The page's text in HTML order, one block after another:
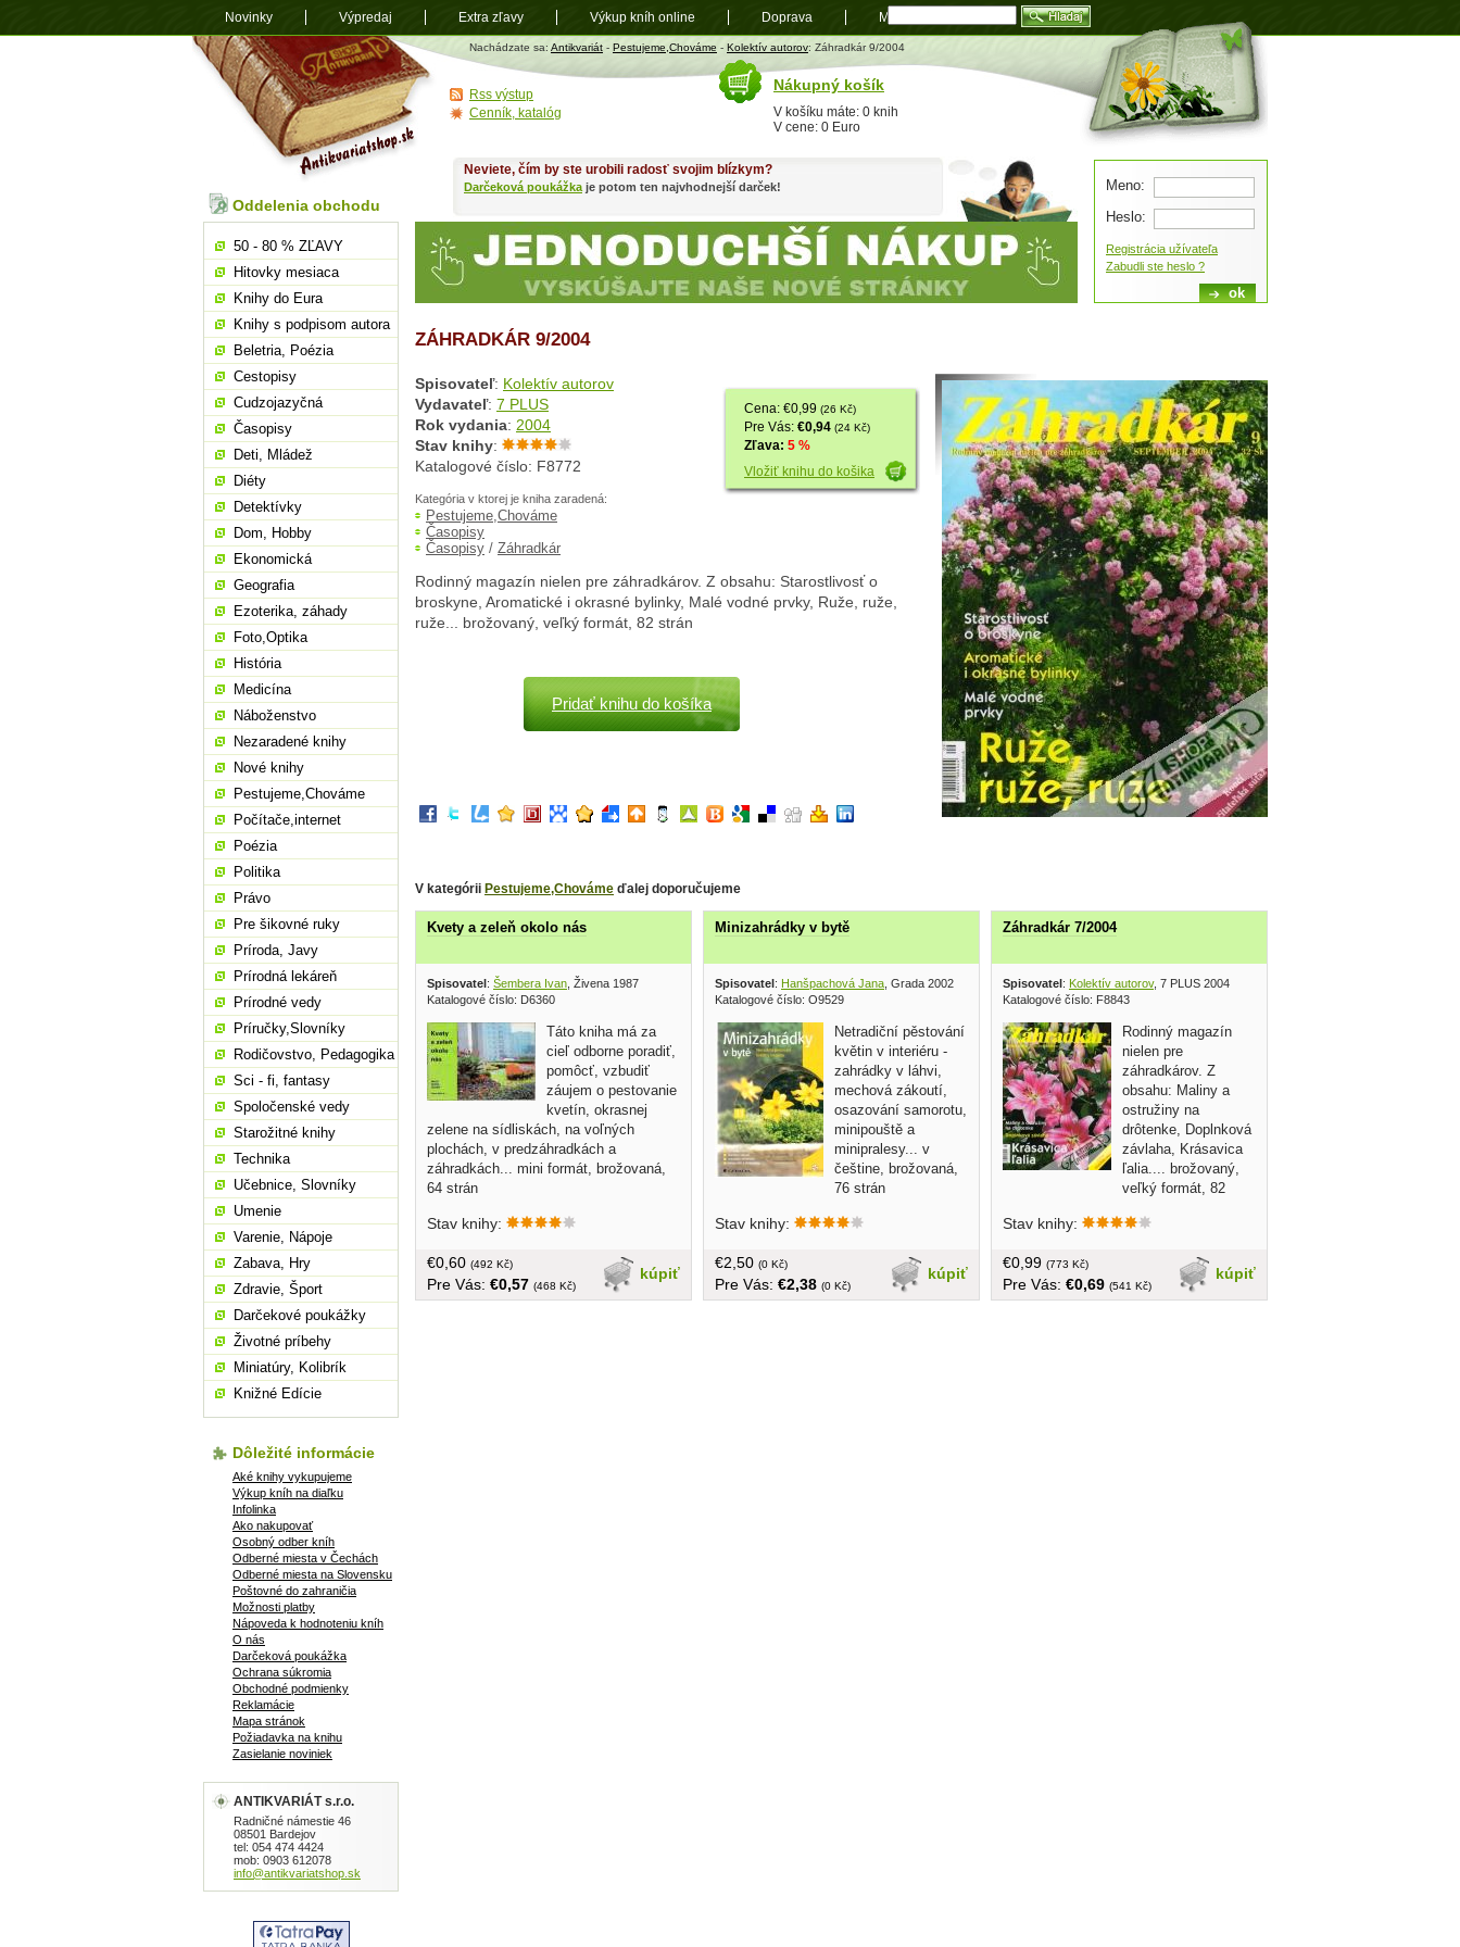
Antikvariát
shop.sk
Nachádzate sa: Antikvariát - Pestujeme,Chováme - Kolektív autorov: Záhradkár 9/2004
ZÁHRADKÁR 9/2004
Cena: €0,99 (26 Kč)
Pre Vás: €0,94 (24 Kč)
Zľava: 5 %
Vložiť knihu do košika
Spisovateľ: Kolektív autorov
Vydavateľ: 7 PLUS
Rok vydania: 2004
Stav knihy:
Katalogové číslo: F8772
Kategória v ktorej je kniha zaradená:
Pestujeme,Chováme
Časopisy
Časopisy / Záhradkár
Rodinný magazín nielen pre záhradkárov. Z obsahu: Starostlivosť o
broskyne, Aromatické i okrasné bylinky, Malé vodné prvky, Ruže, ruže,
ruže... brožovaný, veľký formát, 82 strán
Pridať knihu do košíka
V kategórii Pestujeme,Chováme ďalej doporučujeme
Kvety a zeleň okolo nás
Spisovatel: Šembera Ivan , Živena 1987
Katalogové číslo: D6360
Táto kniha má za
cieľ odborne poradiť,
pomôcť, vzbudiť
záujem o pestovanie
kvetín, okrasnej
zelene na sídliskách, na voľných
plochách, v predzáhradkách a
záhradkách... mini formát, brožovaná,
64 strán
Stav knihy:
kúpiť
€0,60 (492 Kč)
Pre Vás: €0,57 (468 Kč)
Minizahrádky v bytě
Spisovatel: Hanšpachová Jana , Grada 2002
Katalogové číslo: O9529
Netradiční pěstování
květin v interiéru -
zahrádky v láhvi,
mechová zákoutí,
osazování samorotu,
minipouště a
minipralesy... v
češtine, brožovaná,
76 strán
Stav knihy:
kúpiť
€2,50 (0 Kč)
Pre Vás: €2,38 (0 Kč)
Záhradkár 7/2004
Spisovatel: Kolektív autorov, 7 PLUS 2004
Katalogové číslo: F8843
Rodinný magazín
nielen pre
záhradkárov. Z
obsahu: Maliny a
ostružiny na
drôtenke, Doplnková
závlaha, Krásavica
ľalia.... brožovaný,
veľký formát, 82
Stav knihy:
kúpiť
€0,99 (773 Kč)
Pre Vás: €0,69 (541 Kč)
Neviete, čím by ste urobili radosť svojim blízkym?
Darčeková poukážka je potom ten najvhodnejší darček!
Oddelenia obchodu
50 - 80 % ZĽAVY
Hitovky mesiaca
Knihy do Eura
Knihy s podpisom autora
Beletria, Poézia
Cestopisy
Cudzojazyčná
Časopisy
Deti, Mládež
Diéty
Detektívky
Dom, Hobby
Ekonomická
Geografia
Ezoterika, záhady
Foto,Optika
História
Medicína
Náboženstvo
Nezaradené knihy
Nové knihy
Pestujeme,Chováme
Počítače,internet
Poézia
Politika
Právo
Pre šikovné ruky
Príroda, Javy
Prírodná lekáreň
Prírodné vedy
Príručky,Slovníky
Rodičovstvo, Pedagogika
Sci - fi, fantasy
Spoločenské vedy
Starožitné knihy
Technika
Učebnice, Slovníky
Umenie
Varenie, Nápoje
Zabava, Hry
Zdravie, Šport
Darčekové poukážky
Životné príbehy
Miniatúry, Kolibrík
Knižné Edície
Dôležité informácie
Aké knihy vykupujeme
Výkup kníh na diaľku
Infolinka
Ako nakupovať
Osobný odber kníh
Odberné miesta v Čechách
Odberné miesta na Slovensku
Poštovné do zahraničia
Možnosti platby
Nápoveda k hodnoteniu kníh
O nás
Darčeková poukážka
Ochrana súkromia
Obchodné podmienky
Reklamácie
Mapa stránok
Požiadavka na knihu
Zasielanie noviniek
ANTIKVARIÁT s.r.o.
Radničné námestie 46
08501 Bardejov
tel: 054 474 4424
mob: 0903 612078
info@antikvariatshop.sk
Meno:
Heslo:
Registrácia užívateľa
Zabudli ste heslo ?
Nákupný košík
V košíku máte: 0 knih
V cene: 0 Euro
Rss výstup
Cenník, katalóg
Novinky Výpredaj Extra zľavy Výkup kníh online Doprava Mapa